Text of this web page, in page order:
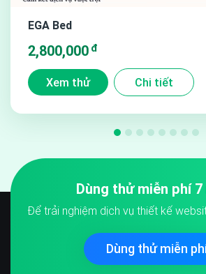
đổi đơn hàng, những sản phẩm như thế này
hóa đơn hoặc hẹn ngày giao phù hợp.
EGA Bed
2,800,000đ
Xem thử Chi tiết
Dùng thử miễn phí
Để trải nghiệm dịch vụ thiết kế
Dùng thử miễn